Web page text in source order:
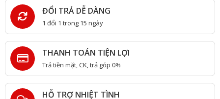
ĐỔI TRẢ DỄ DÀNG
1 đổi 1 trong 15 ngày
THANH TOÁN TIỆN LỢI
Trả tiền mặt, CK, trả góp 0%
HỖ TRỢ NHIỆT TÌNH